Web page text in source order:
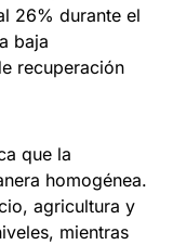
26% durante el
baja
recuperación
que la
homogénea.
agricultura y
mientras